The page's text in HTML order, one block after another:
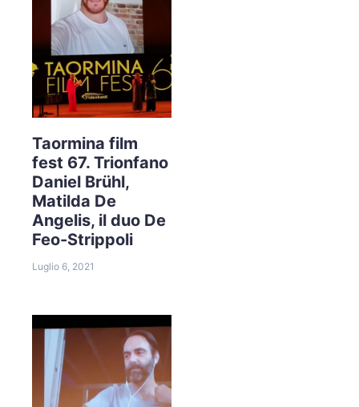
Taormina film
fest 67. Trionfano
Daniel Brühl,
Matilda De
Angelis, il duo De
Feo-Strippoli
Luglio 6, 2021